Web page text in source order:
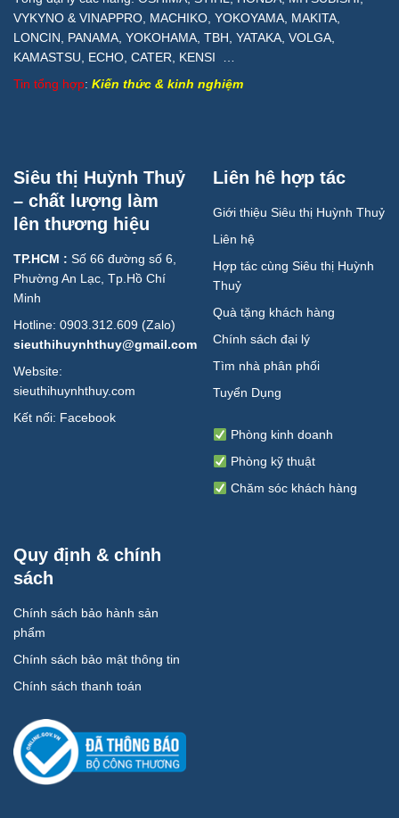
VYKYNO & VINAPPRO, MACHIKO, YOKOYAMA, MAKITA,
LONCIN, PANAMA, YOKOHAMA, TBH, YATAKA, VOLGA,
KAMASTSU, ECHO, CATER, KENSI …
Tin tổng hợp: Kiến thức & kinh nghiệm
Siêu thị Huỳnh Thuỷ
– chất lượng làm
lên thương hiệu
TP.HCM : Số 66 đường số 6,
Phường An Lạc, Tp.Hồ Chí
Minh
Hotline: 0903.312.609 (Zalo)
sieuthihuynhthuy@gmail.com
Website:
sieuthihuynhthuy.com
Kết nối: Facebook
Liên hê hợp tác
Giới thiệu Siêu thị Huỳnh Thuỷ
Liên hệ
Hợp tác cùng Siêu thị Huỳnh
Thuỷ
Quà tặng khách hàng
Chính sách đại lý
Tìm nhà phân phối
Tuyển Dụng
Phòng kinh doanh
Phòng kỹ thuật
Chăm sóc khách hàng
Quy định & chính
sách
Chính sách bảo hành sản
phẩm
Chính sách bảo mật thông tin
Chính sách thanh toán